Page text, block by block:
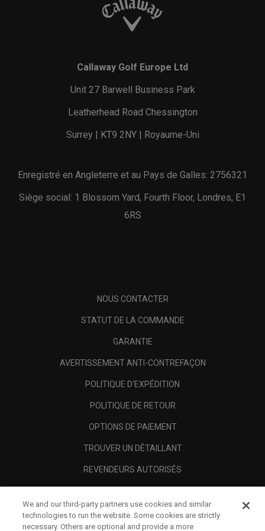
Callaway Golf Europe Ltd
Unit 27 Barwell Business Park
Leatherhead Road Chessington
Surrey | KT9 2NY | Royaume-Uni
Enregistré en Angleterre et au Pays de Galles: 2756321
Siège social: 1 Blossom Yard, Fourth Floor, Londres, E1
6RS
NOUS CONTACTER
STATUT DE LA COMMANDE
GARANTIE
AVERTISSEMENT ANTI-CONTREFAÇON
POLITIQUE D'EXPÉDITION
POLITIQUE DE RETOUR
OPTIONS DE PAIEMENT
TROUVER UN DÉTAILLANT
REVENDEURS AUTORISÉS
A PROPOS
We and our third-party partners use cookies and similar
technologies to run the website. Some cookies are strictly
necessary. Others are optional and provide a more